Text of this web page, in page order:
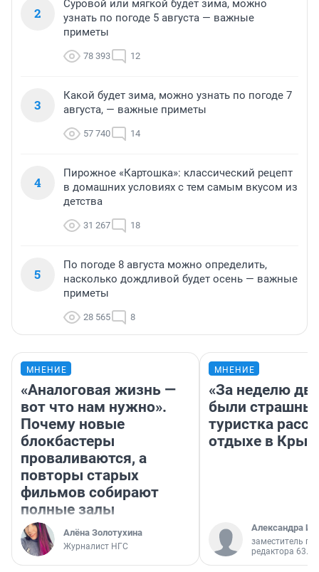
2
Суровой или мягкой будет зима, можно
узнать по погоде 5 августа — важные
приметы
78 393 12
3
Какой будет зима, можно узнать по погоде 7
августа, — важные приметы
57 740 14
4
Пирожное «Картошка»: классический рецепт
в домашних условиях с тем самым вкусом из
детства
31 267 18
5
По погоде 8 августа можно определить,
насколько дождливой будет осень — важные
приметы
28 565 8
МНЕНИЕ
«Аналоговая жизнь —
вот что нам нужно».
Почему новые
блокбастеры
проваливаются, а
повторы старых
фильмов собирают
полные залы
Алёна Золотухина
Журналист НГС
МНЕНИЕ
«За неделю
были
туристка
отдыхе в
Александра
заместитель
редактора 63.RU